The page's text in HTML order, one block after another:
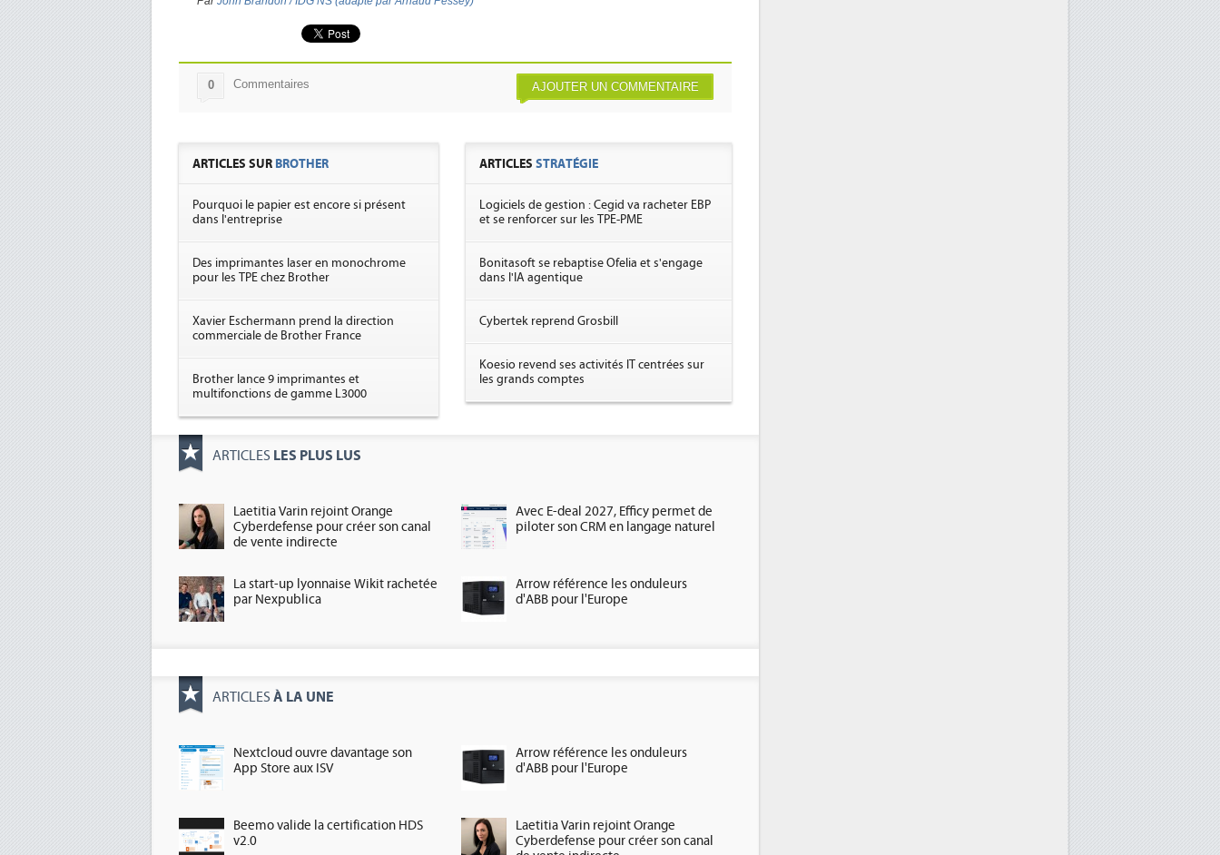
AJOUTER UN COMMENTAIRE
0 Commentaires
ARTICLES SUR BROTHER
Pourquoi le papier est encore si présent
dans l'entreprise
Des imprimantes laser en monochrome
pour les TPE chez Brother
Xavier Eschermann prend la direction
commerciale de Brother France
Brother lance 9 imprimantes et
multifonctions de gamme L3000
ARTICLESSTRATÉGIE
Logiciels de gestion : Cegid va racheter EBP
et se renforcer sur les TPE-PME
Bonitasoft se rebaptise Ofelia et s'engage
dans l'IA agentique
Cybertek reprend Grosbill
Koesio revend ses activités IT centrées sur
les grands comptes
ARTICLES LES PLUS LUS
Laetitia Varin rejoint Orange
Cyberdefense pour créer son canal
de vente indirecte
Avec E-deal 2027, Efficy permet de
piloter son CRM en langage naturel
La start-up lyonnaise Wikit rachetée
par Nexpublica
Arrow référence les onduleurs
d'ABB pour l'Europe
ARTICLES À LA UNE
Nextcloud ouvre davantage son
App Store aux ISV
Arrow référence les onduleurs
d'ABB pour l'Europe
Beemo valide la certification HDS
v2.0
Laetitia Varin rejoint Orange
Cyberdefense pour créer son canal